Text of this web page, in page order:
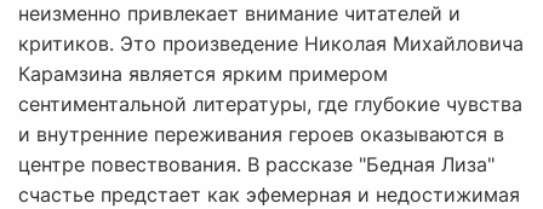
неизменно привлекает внимание читателей и
критиков. Это произведение Николая Михайловича
Карамзина является ярким примером
сентиментальной литературы, где глубокие чувства
и внутренние переживания героев оказываются в
центре повествования. В рассказе "Бедная Лиза"
счастье предстает как эфемерная и недостижимая